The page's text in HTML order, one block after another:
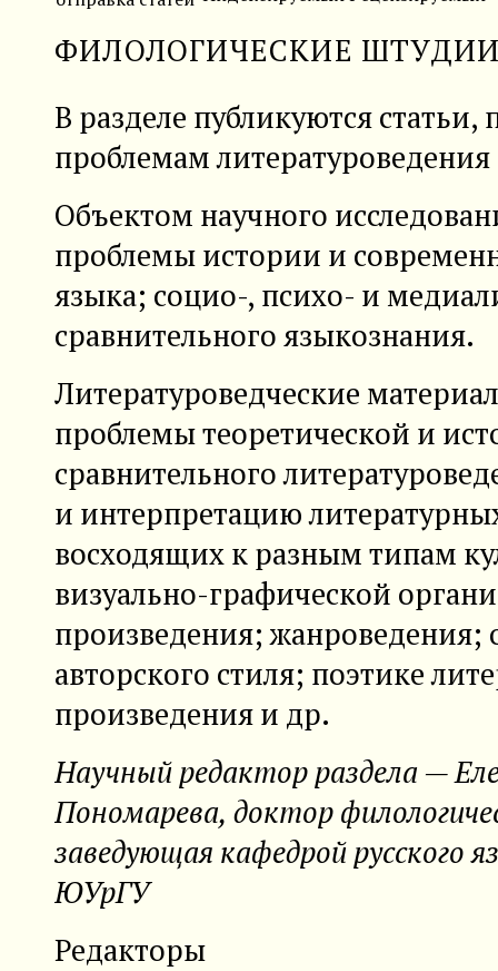
ФИЛОЛОГИЧЕСКИЕ
В разделе публикуются
проблемам
Объектом научного
проблемы истории и
языка; социо-, психо- и
сравнительного языкознания.
Литературоведческие
проблемы теоретической и
сравнительного
и интерпретацию
восходящих к разным типам
визуально-графической
произведения; жанроведения;
авторского стиля; поэтике
произведения и др.
Научный редактор раздела —
Пономарева, доктор
заведующая кафедрой русского
ЮУрГУ
Редакторы